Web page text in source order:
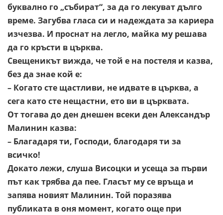
буквално го „събират“, за да го лекуватдълго
време. Загубва гласа си и надеждата за кариера
изчезва. И проснат на легло, майка му решава
да го кръсти в църква.
Свещеникът вижда, че той е на постеля и казва,
без да знае кой е:
– Когато сте щастливи, не идвате в църква, а
сега като сте нещастни, ето ви в църквата.
От тогава до ден днешен всеки ден Александър
Малинин казва:
– Благадаря ти, Господи, благодаря ти за
всичко!
Докато лежи, слуша Висоцки и усеща за първи
път как трябва да пее. Гласът му се връща и
запява новият Малинин. Той поразява
публиката в оня момент, когато още при